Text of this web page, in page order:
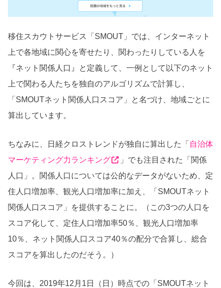
移住スカウトサービス「SMOUT」では、インターネット
上で各地域に関心を寄せたり、関わったりしている人を
『ネット関係人口』と定義して、一例として以下のネット
上で関わる人たちを独自のアルゴリズムで計算し、
「SMOUTネット関係人口スコア」と名づけ、地域ごとに
算出しています。
ちなみに、日経クロストレンドが独自に算出した「 自治体
マーケティング力ランキング
」でも注目された「関係
人口」。関係人口については公的なデータがないため、定
住人口増加率、観光人口増加率に加え、「SMOUTネット
関係人口スコア」を提供することに。（この3つの人口を
スコア化して、定住人口増加率50％、観光人口増加率
10％、ネット関係人口スコア40％の配分で合算し、総合
スコアを算出したのだそう。）
今回は、2019年12月1日（日）時点での「SMOUTネット